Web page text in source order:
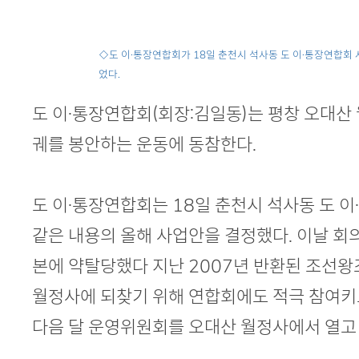
◇도 이·통장연합회가 18일 춘천시 석사동 도 이·통장연합회
었다.
도 이·통장연합회(회장:김일동)는 평창 오대
궤를 봉안하는 운동에 동참한다.
도 이·통장연합회는 18일 춘천시 석사동 도
같은 내용의 올해 사업안을 결정했다. 이날 회
본에 약탈당했다 지난 2007년 반환된 조선
월정사에 되찾기 위해 연합회에도 적극 참여
다음 달 운영위원회를 오대산 월정사에서 열